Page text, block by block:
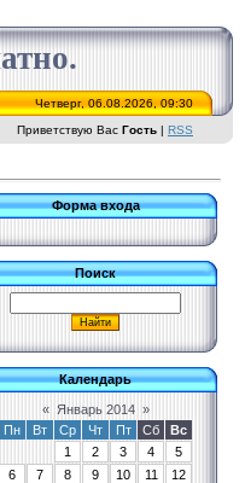
Четверг, 06.08.2026, 09:30
Приветствую Вас Гость | RSS
Форма входа
Поиск
Календарь
« Январь 2014 »
Пн
Вт Ср Чт Пт Сб
Вс
1
2 3 4
5
6
7 8 9 10 11
12